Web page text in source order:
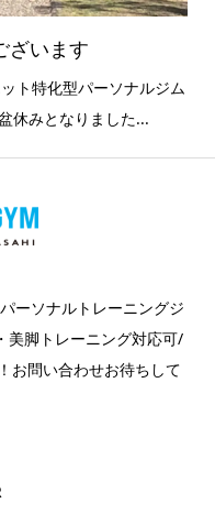
ざいます
ト特化型パーソナルジム
休みとなりました...
ーソナルトレーニングジ
美脚トレーニング対応可/
お問い合わせお待ちして